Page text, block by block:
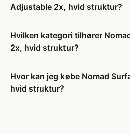
Adjustable 2x, hvid struktur?
Hvilken kategori tilhører
2x, hvid struktur?
Hvor kan jeg købe Nomad
hvid struktur?